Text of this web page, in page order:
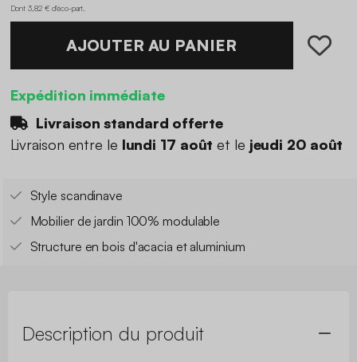
Dont 3,82 € d'éco-part
AJOUTER AU PANIER
Expédition immédiate
Livraison standard offerte
Livraison entre le lundi 17 août et le jeudi 20 août
Style scandinave
Mobilier de jardin 100% modulable
Structure en bois d'acacia et aluminium
Description du produit